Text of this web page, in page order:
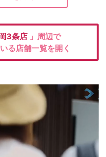
3条店 」周辺で
る店舗一覧を開く